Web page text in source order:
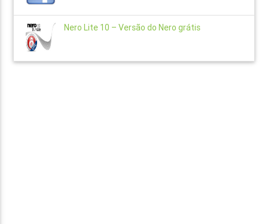
Nero Lite 10 – Versão do Nero grátis